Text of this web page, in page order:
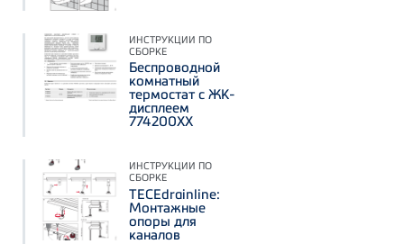
ИНСТРУКЦИИ ПО
СБОРКЕ
Беспроводной
комнатный
термостат с ЖК-
дисплеем
774200ХХ
ИНСТРУКЦИИ ПО
СБОРКЕ
TECEdrainline:
Монтажные
опоры для
каналов